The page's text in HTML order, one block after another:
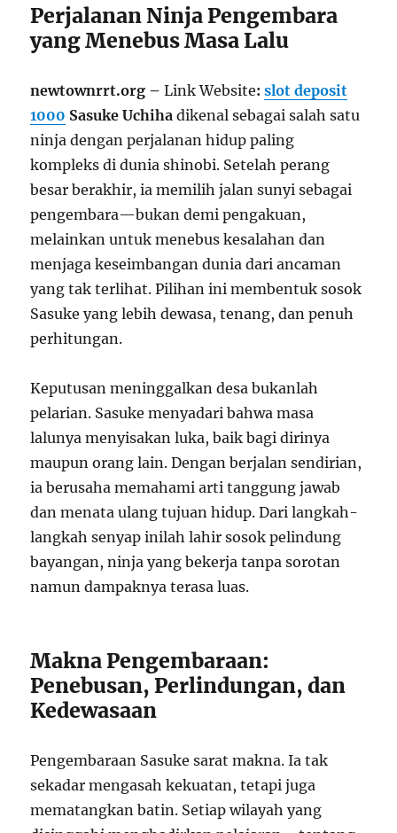
Perjalanan Ninja Pengembara
yang Menebus Masa Lalu
newtownrrt.org –Link Website:slot deposit
1000 Sasuke Uchiha dikenal sebagai salah satu
ninja dengan perjalanan hidup paling
kompleks di dunia shinobi. Setelah perang
besar berakhir, ia memilih jalan sunyi sebagai
pengembara—bukan demi pengakuan,
melainkan untuk menebus kesalahan dan
menjaga keseimbangan dunia dari ancaman
yang tak terlihat. Pilihan ini membentuk sosok
Sasuke yang lebih dewasa, tenang, dan penuh
perhitungan.
Keputusan meninggalkan desa bukanlah
pelarian. Sasuke menyadari bahwa masa
lalunya menyisakan luka, baik bagi dirinya
maupun orang lain. Dengan berjalan sendirian,
ia berusaha memahami arti tanggung jawab
dan menata ulang tujuan hidup. Dari langkah-
langkah senyap inilah lahir sosok pelindung
bayangan, ninja yang bekerja tanpa sorotan
namun dampaknya terasa luas.
Makna Pengembaraan:
Penebusan, Perlindungan, dan
Kedewasaan
Pengembaraan Sasuke sarat makna. Ia tak
sekadar mengasah kekuatan, tetapi juga
mematangkan batin. Setiap wilayah yang